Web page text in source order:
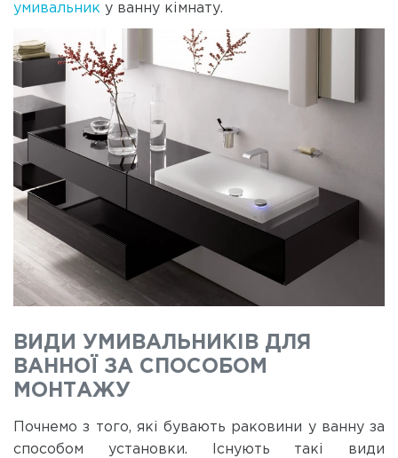
умивальник у ванну кімнату.
ВИДИ УМИВАЛЬНИКІВ ДЛЯ
ВАННОЇ ЗА СПОСОБОМ
МОНТАЖУ
Почнемо з того, які бувають раковини у ванну за
способом установки. Існують такі види